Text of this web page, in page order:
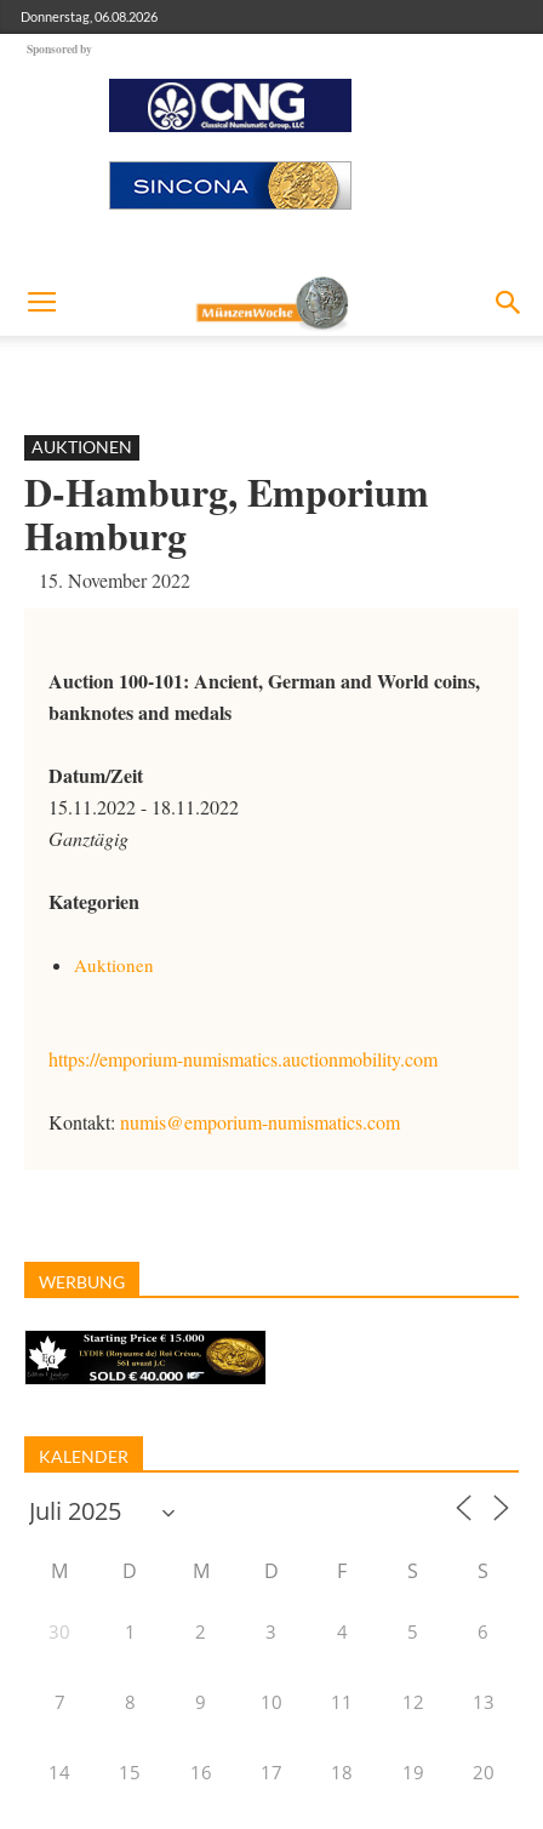
Donnerstag, 06.08.2026
Sponsored by
AUKTIONEN
D-Hamburg, Emporium
Hamburg
15. November 2022
Auction 100-101: Ancient, German and World coins,
banknotes and medals
Datum/Zeit
15.11.2022 - 18.11.2022
Ganztägig
Kategorien
Auktionen
https://emporium-numismatics.auctionmobility.com
Kontakt: numis@emporium-numismatics.com
WERBUNG
KALENDER
M D M D F S S
30 1 2 3 4 5 6
7 8 9 10 11 12 13
14 15 16 17 18 19 20